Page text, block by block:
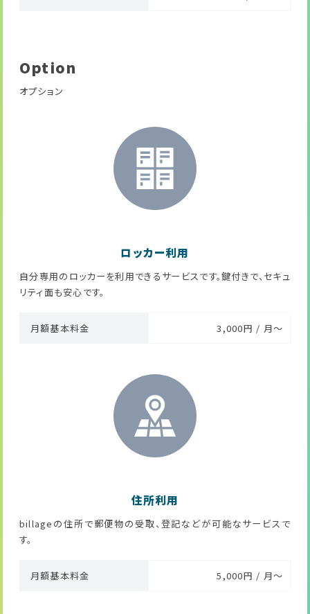
Option
オプション
ロッカー利用
自分専用のロッカーを利用できるサービスです。鍵付きで、セキュ
リティ面も安心です。
月額基本料金 3,000円 / 月～
住所利用
billageの住所で郵便物の受取、登記などが可能なサービスで
す。
月額基本料金 5,000円 / 月～